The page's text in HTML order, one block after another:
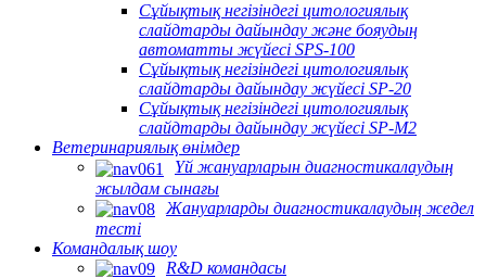
Сұйықтық негізіндегі цитологиялық
слайдтарды дайындау және бояудың
автоматты жүйесі SPS-100
Сұйықтық негізіндегі цитологиялық
слайдтарды дайындау жүйесі SP-20
Сұйықтық негізіндегі цитологиялық
слайдтарды дайындау жүйесі SP-M2
Ветеринариялық өнімдер
Үй жануарларын диагностикалаудың
жылдам сынағы
Жануарларды диагностикалаудың жедел
тесті
Командалық шоу
R&D командасы